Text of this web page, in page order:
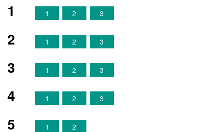
1 1 2 3
2 1 2 3
3 1 2 3
4 1 2 3
5 1 2